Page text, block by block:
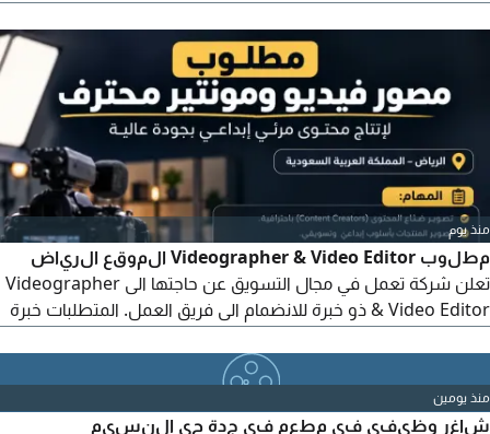
وكتابة السكريبتات. تشمل المهام تصوير وانتاج محتوى الرئيس
التنفيذي، ومرافقته في الفعاليات والاجتماعات، ونشر المحتوى وتحليل
نتائجه وتطويره يشترط ارسال نماذج أعماله
منذ يوم
مطلوب Videographer & Video Editor الموقع الرياض
تعلن شركة تعمل في مجال التسويق عن حاجتها الى Videographer
& Video Editor ذو خبرة للانضمام الى فريق العمل. المتطلبات خبرة
شركة انتاج. خبرة في تصوير المنتجات وصناع المحتوى والاعلانات.
اجادة التصوير بالكاميرا الاحترافية والهاتف المحمول. اتقان Adobe
Premiere Pro وAfter Effects. خبرة في اخراج فيديوهات
منذ يومين
شاغر وظيفي في مطعم في جدة حي النسيم